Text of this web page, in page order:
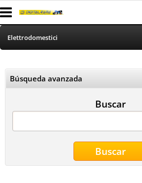
Informatica
Telefonia
Elettrodomestici
Búsqueda avanzada
Buscar